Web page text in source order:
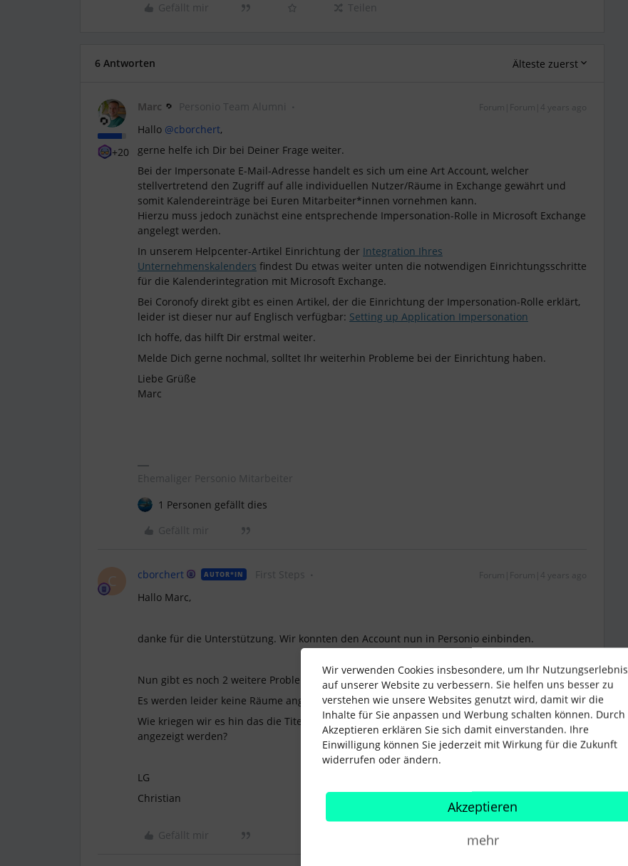
Gefällt mir
Teilen
6 Antworten Älteste zuerst
+20
Marc Personio Team Alumni Forum|Forum|4 years ago
Hallo @cborchert,
gerne helfe ich Dir bei Deiner Frage weiter.
Bei der Impersonate E-Mail-Adresse handelt es sich um eine Art Account, welcher
stellvertretend den Zugriff auf alle individuellen Nutzer/Räume in Exchange gewährt und
somit Kalendereinträge bei Euren Mitarbeiter*innen vornehmen kann.
Hierzu muss jedoch zunächst eine entsprechende Impersonation-Rolle in Microsoft Exchange
angelegt werden.
In unserem Helpcenter-Artikel Einrichtung der Integration Ihres
Unternehmenskalenders findest Du etwas weiter unten die notwendigen Einrichtungsschritte
für die Kalenderintegration mit Microsoft Exchange.
Bei Coronofy direkt gibt es einen Artikel, der die Einrichtung der Impersonation-Rolle erklärt,
leider ist dieser nur auf Englisch verfügbar: Setting up Application Impersonation
Ich hoffe, das hilft Dir erstmal weiter.
Melde Dich gerne nochmal, solltet Ihr weiterhin Probleme bei der Einrichtung haben.
Liebe Grüße
Marc
Ehemaliger Personio Mitarbeiter
1 Personen gefällt dies
Gefällt mir
C cborchert AUTOR*IN First Steps Forum|Forum|4 years ago
Hallo Marc,
danke für die Unterstützung. Wir konnten den Account nun in Personio einbinden.
Nun gibt es noch 2 weitere Probleme.
Es werden leider keine Räume angezeigt und es werden die Titel der Termine angezeigt.
Wie kriegen wir es hin das die Titel der Termine verschwinden und das uns die Räume
angezeigt werden?
LG
Christian
Gefällt mir
Wir verwenden Cookies insbesondere, um Ihr Nutzungserlebnis
auf unserer Website zu verbessern. Sie helfen uns besser zu
verstehen wie unsere Websites genutzt wird, damit wir die
Inhalte für Sie anpassen und Werbung schalten können. Durch
Akzeptieren erklären Sie sich damit einverstanden. Ihre
Einwilligung können Sie jederzeit mit Wirkung für die Zukunft
widerrufen oder ändern.
Akzeptieren
mehr